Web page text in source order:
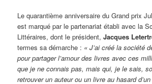
Le quarantième anniversaire du Grand prix
est marqué par le partenariat établi avec la
Littéraires, dont le président,Jacques
termes sa démarche : « J’ai créé la société
pour partager l’amour des livres avec ces
que je ne connais pas, mais qui, je le sais,
retrouver un auteur ou un livre au hasard